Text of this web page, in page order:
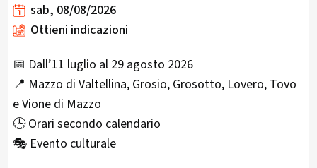
sab, 08/08/2026
Ottieni indicazioni
📅 Dall’11 luglio al 29 agosto 2026
📍 Mazzo di Valtellina, Grosio, Grosotto, Lovero, Tovo
e Vione di Mazzo
🕒 Orari secondo calendario
🎭 Evento culturale